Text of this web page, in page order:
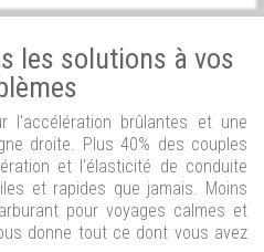
les solutions à vos
l'accélération brûlantes et une
droite. Plus 40% des couples
et l'élasticité de conduite
et rapides que jamais. Moins
pour voyages calmes et
donne tout ce dont vous avez